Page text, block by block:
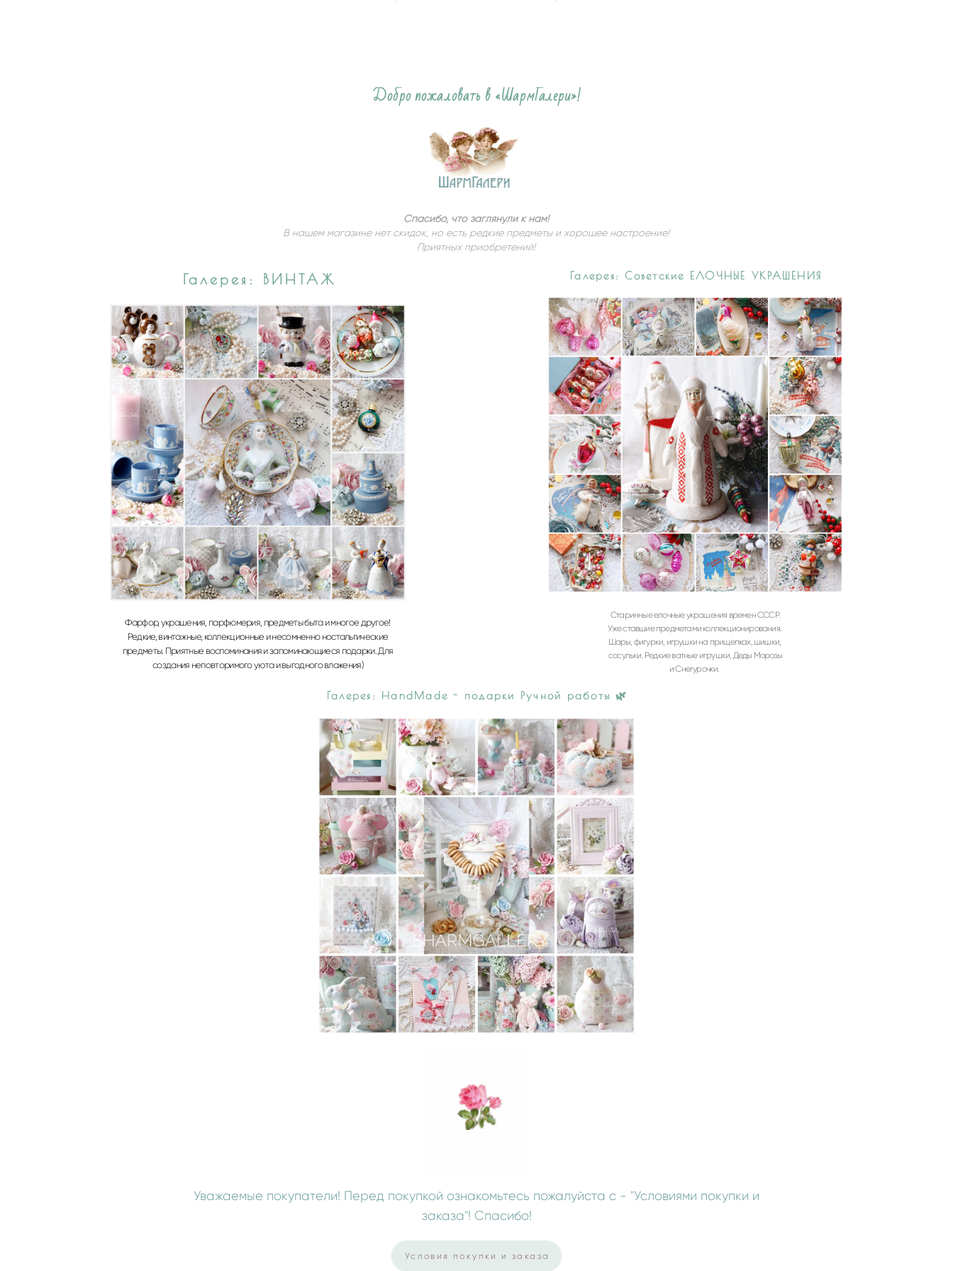
Добро пожаловать в «ШармГалери»!
Спасибо, что заглянули к нам!
В нашем магазине нет скидок, но есть редкие предметы и хорошее настроение!
Приятных приобретений!
Галерея: ВИНТАЖ
Фарфор, украшения, парфюмерия, предметы быта и многое другое!
Редкие, винтажные, коллекционные и несомненно ностальгические
предметы. Приятные воспоминания и запоминающиеся подарки. Для
создания неповторимого уюта и выгодного вложения)
Галерея: Советские ЕЛОЧНЫЕ УКРАШЕНИЯ
Старинные елочные украшения времен СССР.
Уже ставшие предметами коллекционирования.
Шары, фигурки, игрушки на прищепках, шишки,
сосульки. Редкие ватные игрушки, Деды Морозы
и Снегурочки.
Галерея: HandMade - подарки Ручной работы 🌿
Уважаемые покупатели! Перед покупкой ознакомьтесь пожалуйста с - "Условиями покупки и
заказа"! Спасибо!
Условия покупки и заказа